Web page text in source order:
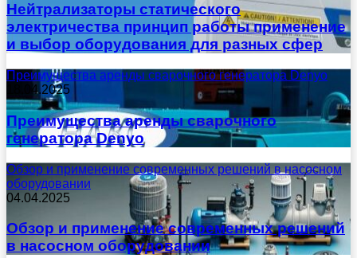
Нейтрализаторы статического
электричества принцип работы применение
и выбор оборудования для разных сфер
Преимущества аренды сварочного генератора Denyo
18.04.2025
Преимущества аренды сварочного
генератора Denyo
Обзор и применение современных решений в насосном
оборудовании
04.04.2025
Обзор и применение современных решений
в насосном оборудовании